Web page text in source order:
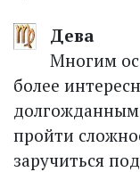
Дева
Многим
более
пройти
заручиться